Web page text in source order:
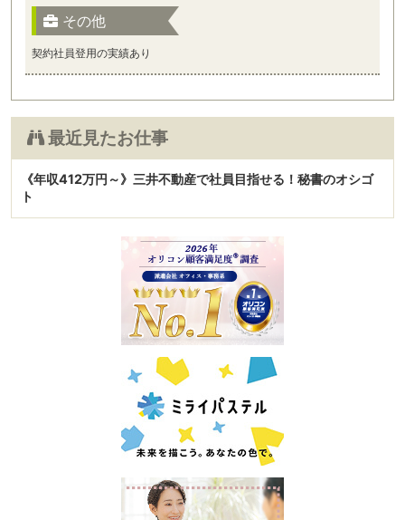
その他
契約社員登用の実績あり
最近見たお仕事
《年収412万円～》三井不動産で社員目指せる！秘書のオシゴ
ト